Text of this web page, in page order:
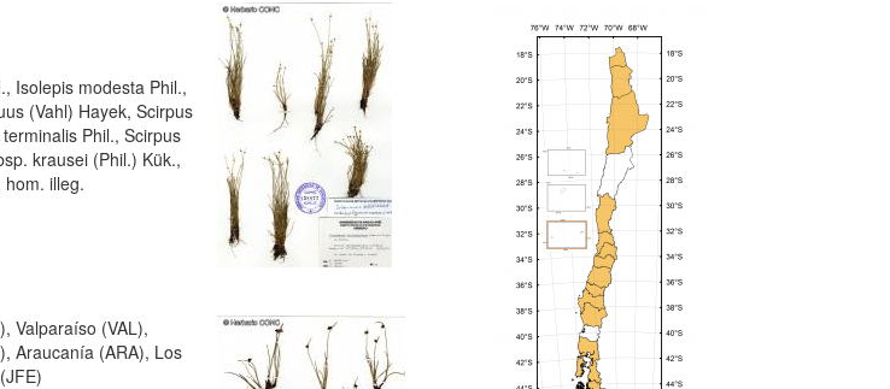
Isolepis modesta Phil.,
(Vahl) Hayek, Scirpus
Phil., Scirpus
krausei (Phil.) Kük.,
illeg.
Valparaíso (VAL),
Araucanía (ARA), Los